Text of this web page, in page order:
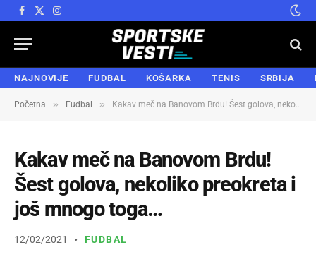
Facebook
X
Instagram
NAJNOVIJE FUDBAL KOŠARKA TENIS SRBIJA
Početna » Fudbal » Kakav meč na Banovom Brdu! Šest golova, nekoliko preokreta i još mnogo toga…
Kakav meč na Banovom Brdu!
Šest golova, nekoliko preokreta i
još mnogo toga…
12/02/2021 FUDBAL